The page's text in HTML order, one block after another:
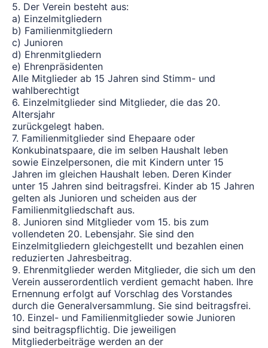
5. Der Verein besteht aus:
a) Einzelmitgliedern
b) Familienmitgliedern
c) Junioren
d) Ehrenmitgliedern
e) Ehrenpräsidenten
Alle Mitglieder ab 15 Jahren sind Stimm- und
wahlberechtigt
6. Einzelmitglieder sind Mitglieder, die das 20.
Altersjahr
zurückgelegt haben.
7. Familienmitglieder sind Ehepaare oder
Konkubinatspaare, die im selben Haushalt leben
sowie Einzelpersonen, die mit Kindern unter 15
Jahren im gleichen Haushalt leben. Deren Kinder
unter 15 Jahren sind beitragsfrei. Kinder ab 15 Jahren
gelten als Junioren und scheiden aus der
Familienmitgliedschaft aus.
8. Junioren sind Mitglieder vom 15. bis zum
vollendeten 20. Lebensjahr. Sie sind den
Einzelmitgliedern gleichgestellt und bezahlen einen
reduzierten Jahresbeitrag.
9. Ehrenmitglieder werden Mitglieder, die sich um den
Verein ausserordentlich verdient gemacht haben. Ihre
Ernennung erfolgt auf Vorschlag des Vorstandes
durch die Generalversammlung. Sie sind beitragsfrei.
10. Einzel- und Familienmitglieder sowie Junioren
sind beitragspflichtig. Die jeweiligen
Mitgliederbeiträge werden an der